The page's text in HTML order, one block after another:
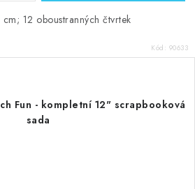
12 oboustranných čtvrtek
Kód: 90633
Fun - kompletní 12" scrapbooková
sada